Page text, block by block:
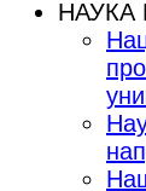
НАУКА